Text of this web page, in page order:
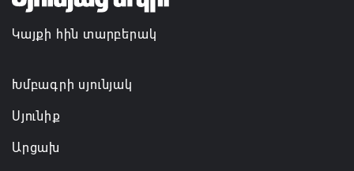
Կայքի հին տարբերակ
Խմբագրի սյունյակ
Սյունիք
Արցախ